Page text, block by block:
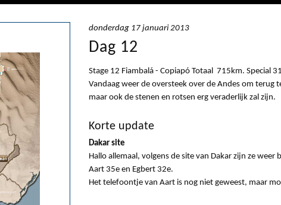
donderdag 17 januari 2013
Dag 12
Stage 12 Fiambalá - Copiapó Totaal 715km. Special
Vandaag weer de oversteek over de Andes om terug
maar ook de stenen en rotsen erg veraderlijk zal zijn.
Korte update
Dakar site
Hallo allemaal, volgens de site van Dakar zijn ze weer
Aart 35e en Egbert 32e.
Het telefoontje van Aart is nog niet geweest, maar